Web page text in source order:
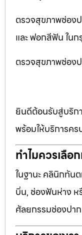
ตรวจสุขภาพช่อง
และ ฟอกสีฟัน ใน
ตรวจสุขภาพช่อง
ยินดีต้อนรับสู่บริก
พร้อมให้บริการค
ทำไมควรเลื
ในฐานะ คลินิกทัน
บิ่น, ช่องฟันห่าง
ศัลยกรรมช่องปา